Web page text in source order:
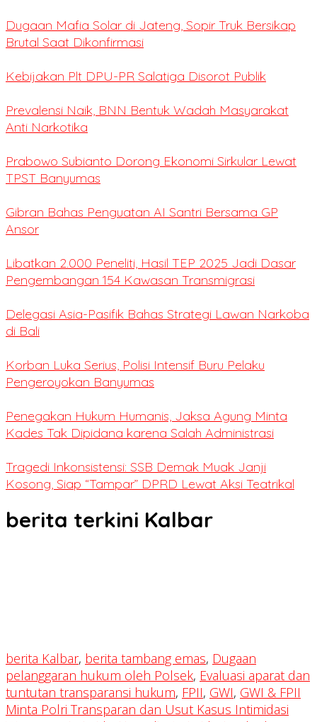
Dugaan Mafia Solar di Jateng, Sopir Truk Bersikap
Brutal Saat Dikonfirmasi
Kebijakan Plt DPU-PR Salatiga Disorot Publik
Prevalensi Naik, BNN Bentuk Wadah Masyarakat
Anti Narkotika
Prabowo Subianto Dorong Ekonomi Sirkular Lewat
TPST Banyumas
Gibran Bahas Penguatan AI Santri Bersama GP
Ansor
Libatkan 2.000 Peneliti, Hasil TEP 2025 Jadi Dasar
Pengembangan 154 Kawasan Transmigrasi
Delegasi Asia-Pasifik Bahas Strategi Lawan Narkoba
di Bali
Korban Luka Serius, Polisi Intensif Buru Pelaku
Pengeroyokan Banyumas
Penegakan Hukum Humanis, Jaksa Agung Minta
Kades Tak Dipidana karena Salah Administrasi
Tragedi Inkonsistensi: SSB Demak Muak Janji
Kosong, Siap “Tampar” DPRD Lewat Aksi Teatrikal
berita terkini Kalbar
berita Kalbar, berita tambang emas, Dugaan
pelanggaran hukum oleh Polsek, Evaluasi aparat dan
tuntutan transparansi hukum, FPII, GWI, GWI & FPII
Minta Polri Transparan dan Usut Kasus Intimidasi